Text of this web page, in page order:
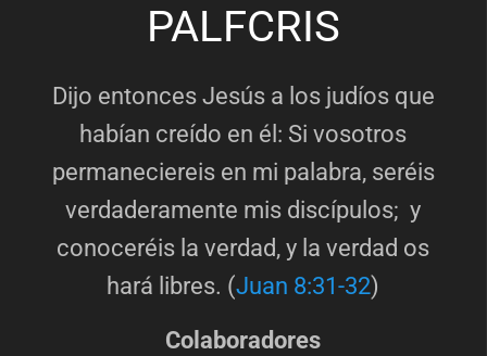
PALFCRIS
Dijo entonces Jesús a los judíos que
habían creído en él: Si vosotros
permaneciereis en mi palabra, seréis
verdaderamente mis discípulos; y
conoceréis la verdad, y la verdad os
hará libres. (Juan 8:31-32)
Colaboradores